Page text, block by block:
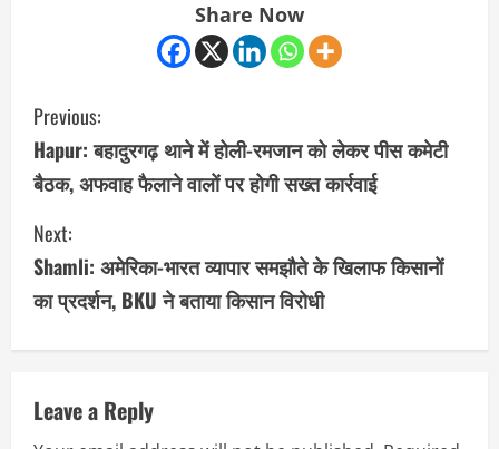
Share Now
C
o
n
t
i
n
e
Previous:
Hapur: बहादुरगढ़ थाने में होली-रमजान को लेकर पीस कमेटी
बैठक, अफवाह फैलाने वालों पर होगी सख्त कार्रवाई
Next:
Shamli: अमेरिका-भारत व्यापार समझौते के खिलाफ किसानों
का प्रदर्शन, BKU ने बताया किसान विरोधी
Leave a Reply